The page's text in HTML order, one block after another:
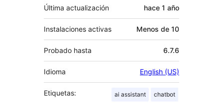
Última actualización hace 1 año
Instalaciones activas Menos de 10
Probado hasta 6.7.6
Idioma English (US)
Etiquetas: ai assistant chatbot